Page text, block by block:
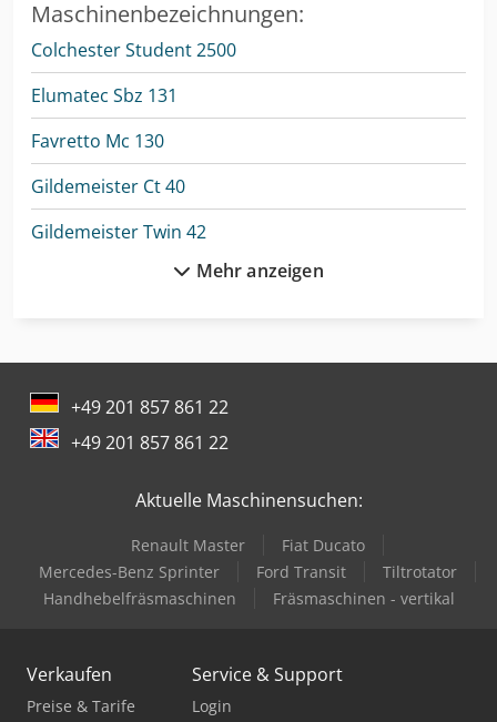
Maschinenbezeichnungen:
Colchester Student 2500
Elumatec Sbz 131
Favretto Mc 130
Gildemeister Ct 40
Gildemeister Twin 42
Haas St-15
Haas St-20
Haas St-30Y
Haas Tm-1
Mehr anzeigen
+49 201 857 861 22
+49 201 857 861 22
Aktuelle Maschinensuchen:
Renault Master
Fiat Ducato
Mercedes-Benz Sprinter
Ford Transit
Tiltrotator
Handhebelfräsmaschinen
Fräsmaschinen - vertikal
Verkaufen
Preise & Tarife
Service & Support
Login